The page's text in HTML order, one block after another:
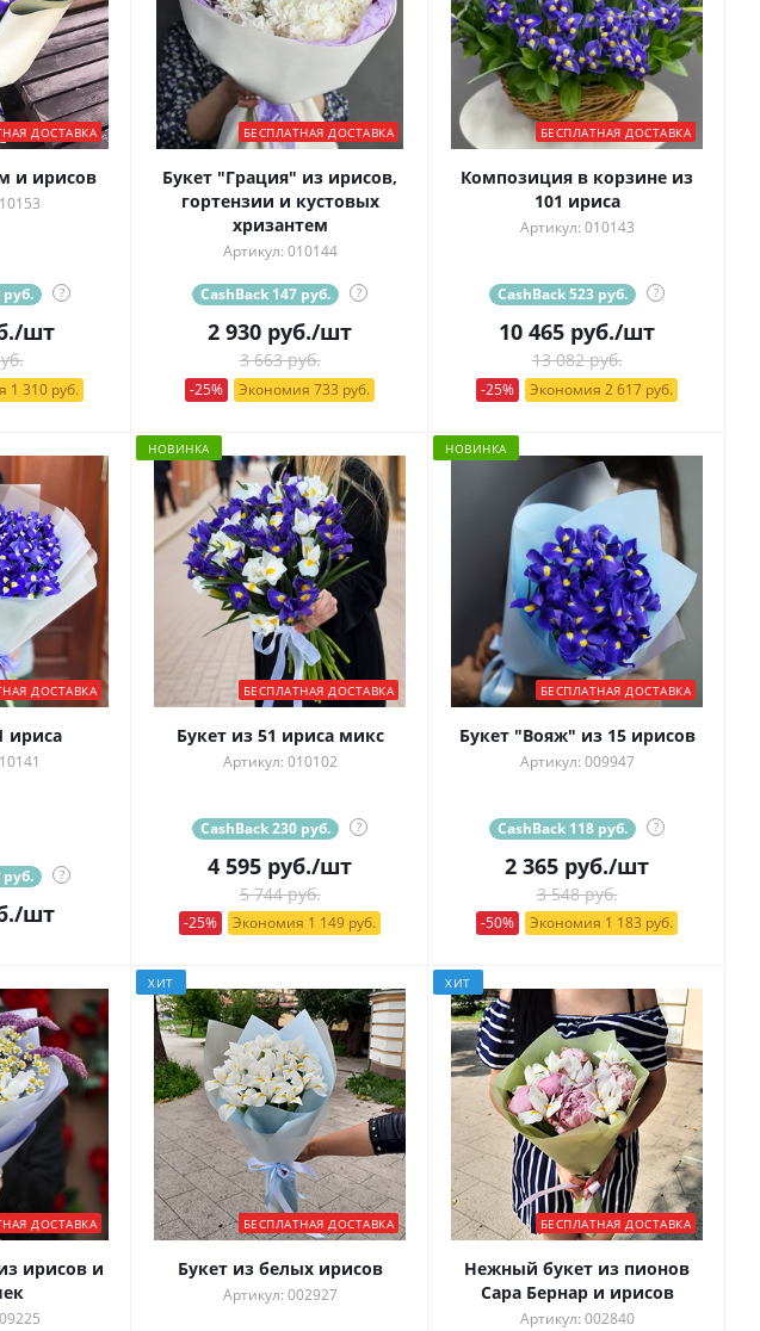
ДОСТАВКА
и ирисов
руб. ?
/шт
1 310 руб.
БЕСПЛАТНАЯ ДОСТАВКА
Букет "Грация" из ирисов,
гортензии и кустовых
хризантем
Артикул: 010144
CashBack 147 руб. ?
2 930 руб./шт
3 663 руб.
-25% Экономия 733 руб.
БЕСПЛАТНАЯ ДОСТАВКА
Композиция в корзине из
101 ириса
Артикул: 010143
CashBack 523 руб. ?
10 465 руб./шт
13 082 руб.
-25% Экономия 2 617 руб.
ДОСТАВКА
ириса
руб. ?
/шт
НОВИНКА
БЕСПЛАТНАЯ ДОСТАВКА
Букет из 51 ириса микс
Артикул: 010102
CashBack 230 руб. ?
4 595 руб./шт
5 744 руб.
-25% Экономия 1 149 руб.
НОВИНКА
БЕСПЛАТНАЯ ДОСТАВКА
Букет "Вояж" из 15 ирисов
Артикул: 009947
CashBack 118 руб. ?
2 365 руб./шт
3 548 руб.
-50% Экономия 1 183 руб.
ДОСТАВКА
ирисов и
ХИТ
БЕСПЛАТНАЯ ДОСТАВКА
Букет из белых ирисов
Артикул: 002927
ХИТ
БЕСПЛАТНАЯ ДОСТАВКА
Нежный букет из пионов
Сара Бернар и ирисов
Артикул: 002840